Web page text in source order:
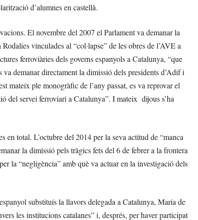
d’alumnes en castellà.
El novembre del 2007 el Parlament va demanar la
vinculades al “col·lapse” de les obres de l’AVE a
ferroviàries dels governs espanyols a Catalunya, “que
demanar directament la dimissió dels presidents d’Adif i
mateix ple monogràfic de l’any passat, es va reprovar el
del servei ferroviari a Catalunya”. I mateix dijous s’ha
en total. L’octubre del 2014 per la seva actitud de “manca
la dimissió pels tràgics fets del 6 de febrer a la frontera
la “negligència” amb què va actuar en la investigació dels
substituís la llavors delegada a Catalunya, María de
les institucions catalanes” i, després, per haver participat